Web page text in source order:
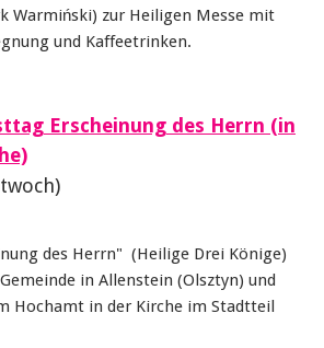
Warmiński) zur Heiligen Messe mit
und Kaffeetrinken.
Erscheinung des Herrn (in
des Herrn" (Heilige Drei Könige)
in Allenstein (Olsztyn) und
Hochamt in der Kirche im Stadtteil